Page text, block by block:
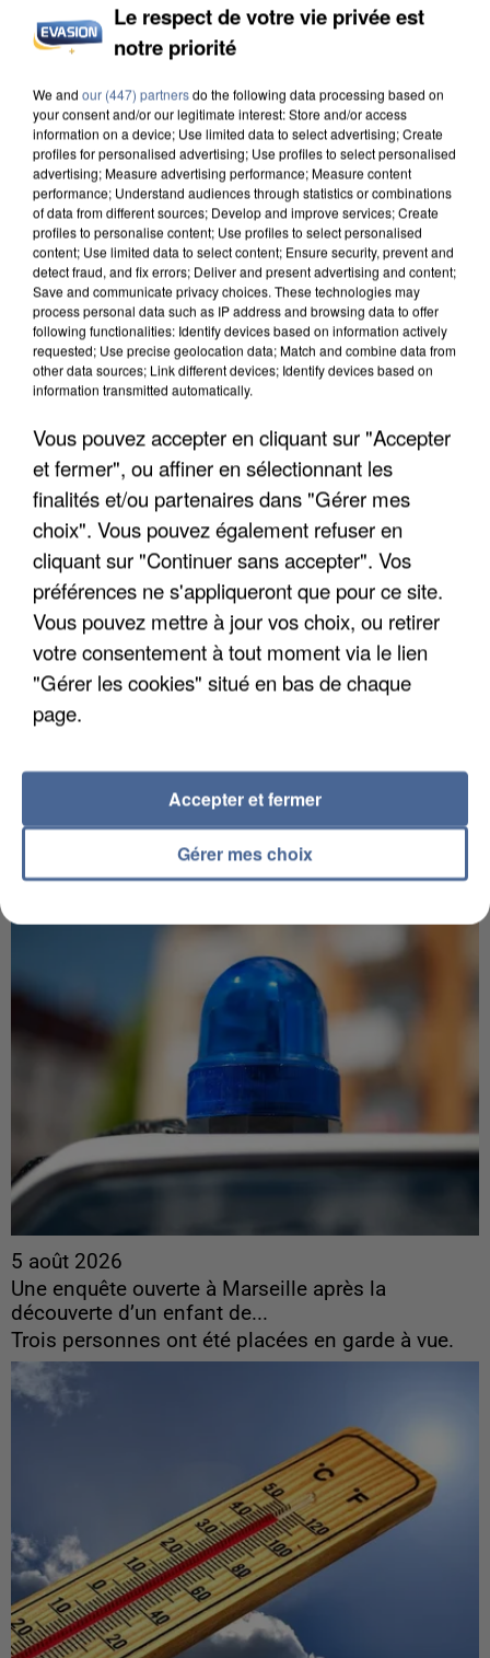
6 août 2026
Une touriste de l’Oise emportée par une coulée de
boue en Haute-Savoie
Son corps a été retrouvé à cinq kilomètres de là.
L’un des fondateurs supposés de la DZ Mafia
interpellé en Algérie
Il est soupçonné d'y avoir mené ses opérations en
5 août 2026
Une enquête ouverte à Marseille après la
découverte d’un enfant de...
Trois personnes ont été placées en garde à vue.
Le respect de votre vie privée est
notre priorité
We and our (447) partnersdo the following data processing based on
your consent and/or our legitimate interest: Store and/or access
information on a device; Use limited data to select advertising; Create
profiles for personalised advertising; Use profiles to select personalised
advertising; Measure advertising performance; Measure content
performance; Understand audiences through statistics or combinations
of data from different sources; Develop and improve services; Create
profiles to personalise content; Use profiles to select personalised
content; Use limited data to select content; Ensure security, prevent and
detect fraud, and fix errors; Deliver and present advertising and content;
Save and communicate privacy choices. These technologies may
process personal data such as IP address and browsing data to offer
following functionalities: Identify devices based on information actively
requested; Use precise geolocation data; Match and combine data from
other data sources; Link different devices; Identify devices based on
information transmitted automatically.
Vous pouvez accepter en cliquant sur "Accepter
et fermer", ou affiner en sélectionnant les
finalités et/ou partenaires dans "Gérer mes
choix". Vous pouvez également refuser en
cliquant sur "Continuer sans accepter". Vos
préférences ne s'appliqueront que pour ce site.
Vous pouvez mettre à jour vos choix, ou retirer
votre consentement à tout moment via le lien
"Gérer les cookies" situé en bas de chaque
page.
Gérer mes choix
Accepter et fermer